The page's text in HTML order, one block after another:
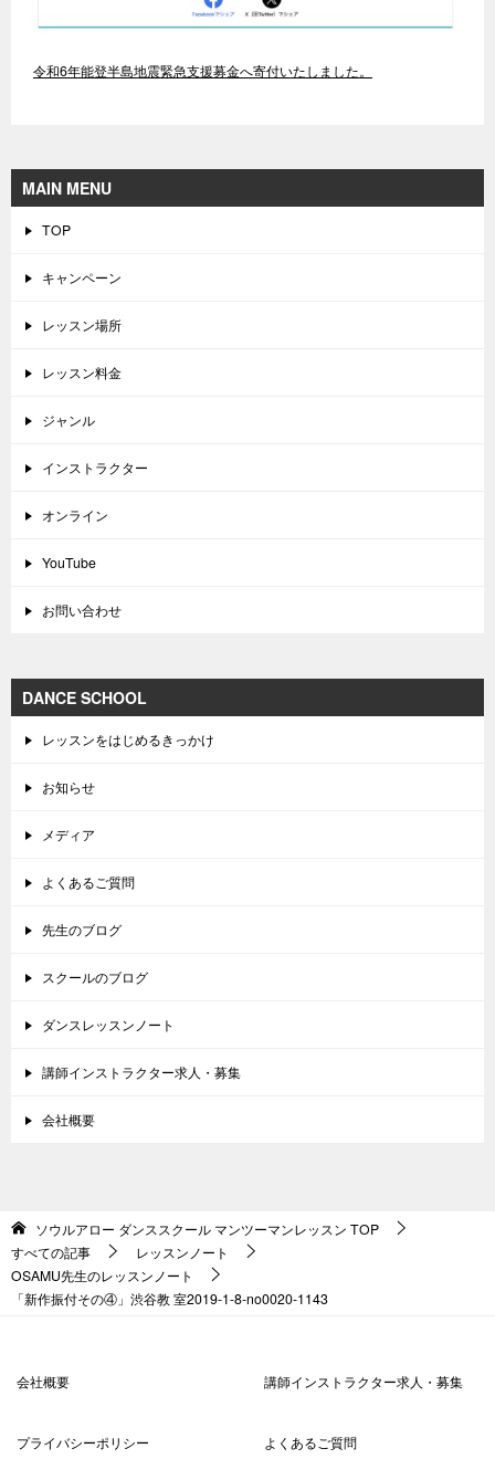
令和6年能登半島地震緊急支援募金へ寄付いたしました。
MAIN MENU
TOP
キャンペーン
レッスン場所
レッスン料金
ジャンル
インストラクター
オンライン
YouTube
お問い合わせ
DANCE SCHOOL
レッスンをはじめるきっかけ
お知らせ
メディア
よくあるご質問
先生のブログ
スクールのブログ
ダンスレッスンノート
講師インストラクター求人・募集
会社概要
ソウルアロー ダンススクール マンツーマンレッスン TOP
すべての記事
レッスンノート
OSAMU先生のレッスンノート
「新作振付その④」渋谷教 室2019-1-8-no0020-1143
会社概要 講師インストラクター求人・募集
プライバシーポリシー よくあるご質問